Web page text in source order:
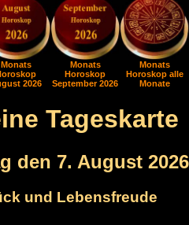
Monats
2026
Monats
Horoskop
September 2026
Monats
Horoskop alle
Monate
Tageskarte
den 7. August 2026
und Lebensfreude